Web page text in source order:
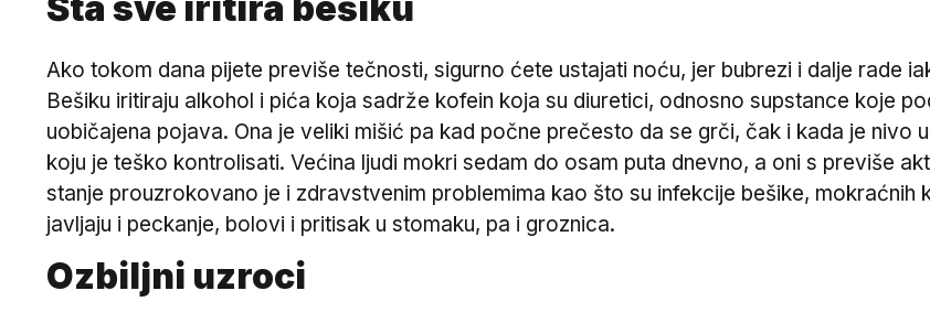
Ako tokom dana pijete previše tečnosti, sigurno ćete ustajati noću, jer bubrezi i dalje rade
Bešiku iritiraju alkohol i pića koja sadrže kofein koja su diuretici, odnosno supstance koje
uobičajena pojava. Ona je veliki mišić pa kad počne prečesto da se grči, čak i kada je nivo
koju je teško kontrolisati. Većina ljudi mokri sedam do osam puta dnevno, a oni s previše
stanje prouzrokovano je i zdravstvenim problemima kao što su infekcije bešike, mokraćnih
javljaju i peckanje, bolovi i pritisak u stomaku, pa i groznica.
Ozbiljni uzroci